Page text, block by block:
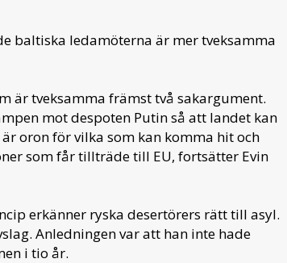
baltiska ledamöterna är mer tveksamma
är tveksamma främst två sakargument.
mot despoten Putin så att landet kan
oron för vilka som kan komma hit och
som får tillträde till EU, fortsätter Evin
erkänner ryska desertörers rätt till asyl.
Anledningen var att han inte hade
i tio år.